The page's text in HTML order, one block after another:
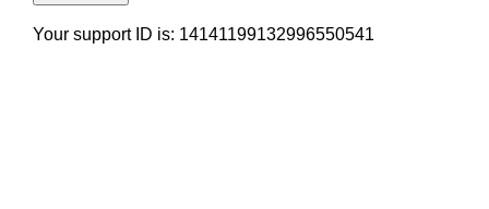
Your support ID is: 14141199132996550541